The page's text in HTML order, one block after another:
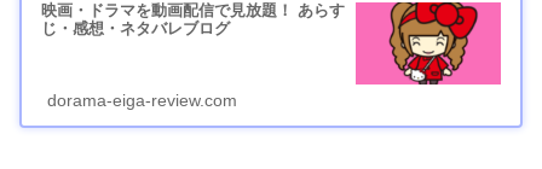
映画・ドラマを動画配信で見放題！ あらす
じ・感想・ネタバレブログ
dorama-eiga-review.com